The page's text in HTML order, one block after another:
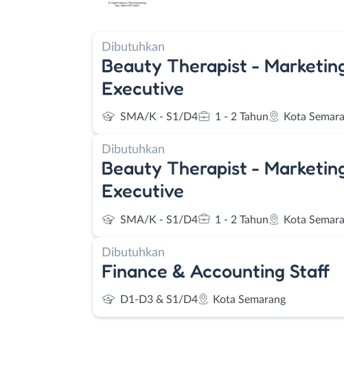
Dibutuhkan
Beauty Therapist -
Executive
SMA/K - S1/D4 1 - 2 Tahun Kota
Dibutuhkan
Beauty Therapist -
Executive
SMA/K - S1/D4 1 - 2 Tahun Kota
Dibutuhkan
Finance & Accounting Staff
D1-D3 & S1/D4 Kota Semarang